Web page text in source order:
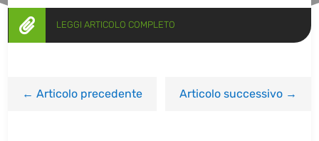
 LEGGI ARTICOLO COMPLETO
←Articolo precedente Articolo successivo→